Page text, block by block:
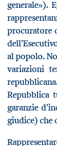
generale»).
procuratore
al popolo.
variazioni
Repubblica
garanzie
giudice) che